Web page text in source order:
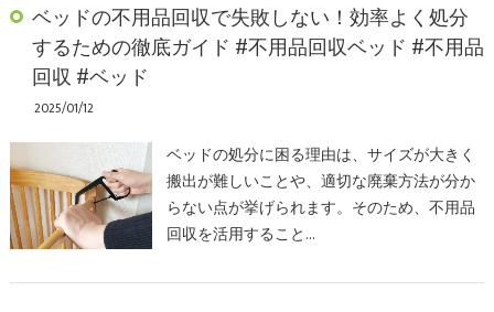
ベッドの不用品回収で失敗しない！効率よく処分
するための徹底ガイド #不用品回収ベッド #不用品
回収 #ベッド
2025/01/12
ベッドの処分に困る理由は、サイズが大きく
搬出が難しいことや、適切な廃棄方法が分か
らない点が挙げられます。そのため、不用品
回収を活用すること…